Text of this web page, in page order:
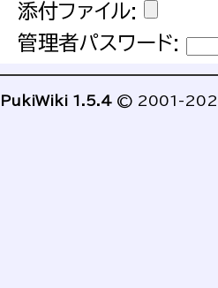
添付ファイル:
管理者パスワード:
PukiWiki 1.5.4 © 2001-